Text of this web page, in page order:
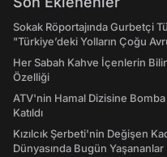
Sokak Röportajında Gurbetçi
"Türkiye’deki Yolların Çoğu
Her Sabah Kahve İçenlerin
Özelliği
ATV'nin Hamal Dizisine
Katıldı
Kızılcık Şerbeti'nin Değişen
Dünyasında Bugün Yaşananlar